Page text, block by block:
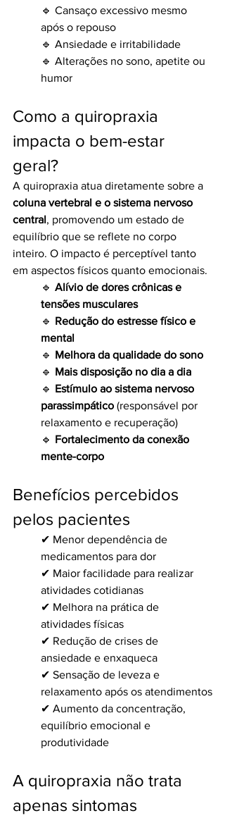
🔹 Cansaço excessivo mesmo
após o repouso
🔹 Ansiedade e irritabilidade
🔹 Alterações no sono, apetite ou
humor
Como a quiropraxia
impacta o bem-estar
geral?
A quiropraxia atua diretamente sobre a
coluna vertebral e o sistema nervoso
central, promovendo um estado de
equilíbrio que se reflete no corpo
inteiro. O impacto é perceptível tanto
em aspectos físicos quanto emocionais.
🔹 Alívio de dores crônicas e
tensões musculares
🔹 Redução do estresse físico e
mental
🔹 Melhora da qualidade do sono
🔹 Mais disposição no dia a dia
🔹 Estímulo ao sistema nervoso
parassimpático (responsável por
relaxamento e recuperação)
🔹 Fortalecimento da conexão
mente-corpo
Benefícios percebidos
pelos pacientes
✔ Menor dependência de
medicamentos para dor
✔ Maior facilidade para realizar
atividades cotidianas
✔ Melhora na prática de
atividades físicas
✔ Redução de crises de
ansiedade e enxaqueca
✔ Sensação de leveza e
relaxamento após os atendimentos
✔ Aumento da concentração,
equilíbrio emocional e
produtividade
A quiropraxia não trata
apenas sintomas